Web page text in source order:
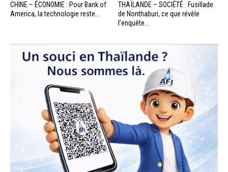
CHINE – ÉCONOMIE : Pour Bank of
America, la technologie reste...
THAÏLANDE – SOCIÉTÉ : Fusillade
de Nonthaburi, ce que révèle
l’enquête...